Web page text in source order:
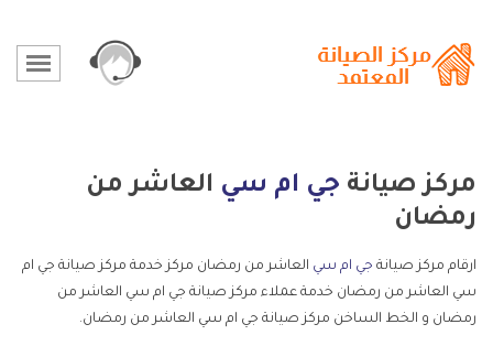
مركز صيانة جي ام سي العاشر من
رمضان
ارقام مركز صيانة جي ام سي العاشر من رمضان مركز خدمة مركز صيانة جي ام
سي العاشر من رمضان خدمة عملاء مركز صيانة جي ام سي العاشر من
رمضان و الخط الساخن مركز صيانة جي ام سي العاشر من رمضان.